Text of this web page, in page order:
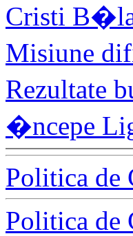
Cristi
Misiune
Rezultate
�ncepe
Politica de
Politica de